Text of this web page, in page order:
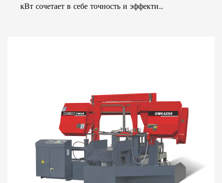
кВт сочетает в себе точность и эффекти...